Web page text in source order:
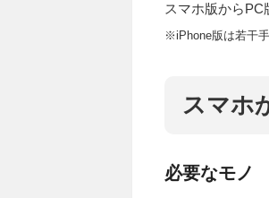
スマホ版からPC
※iPhone版は若干
スマホ
必要なモノ